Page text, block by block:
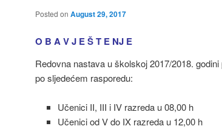
Posted on August 29, 2017
O B A V J E Š T E NJ E
Redovna nastava u školskoj 2017/2018.
po sljedećem rasporedu:
Učenici II, III i IV razreda u 08,00 h
Učenici od V do IX razreda u 12,00 h